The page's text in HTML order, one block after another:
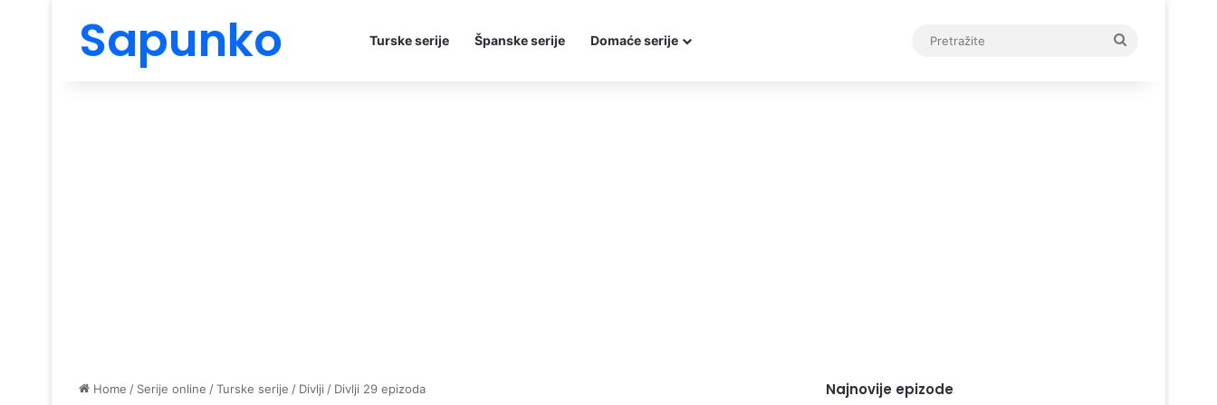
Sapunko Turske serije Španske serije Domaće serije
Home / Serije online /Turske serije / Divlji / Divlji 29 epizoda Najnovije epizode